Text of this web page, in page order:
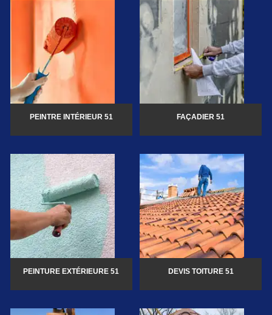
PEINTRE INTÉRIEUR 51 FAÇADIER 51
PEINTURE EXTÉRIEURE 51 DEVIS TOITURE 51